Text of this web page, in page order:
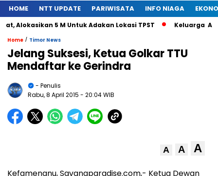
HOME NTT UPDATE PARIWISATA INFO NIAGA
5 M Untuk Adakan Lokasi TPST Keluarga Alm
Home / Timor News
Jelang Suksesi, Ketua Golkar TTU
Mendaftar ke Gerindra
- Penulis
Rabu, 8 April 2015 - 20:04 WIB
A A A
Kefamenanu, Savanaparadise.com,- Ketua Dewan